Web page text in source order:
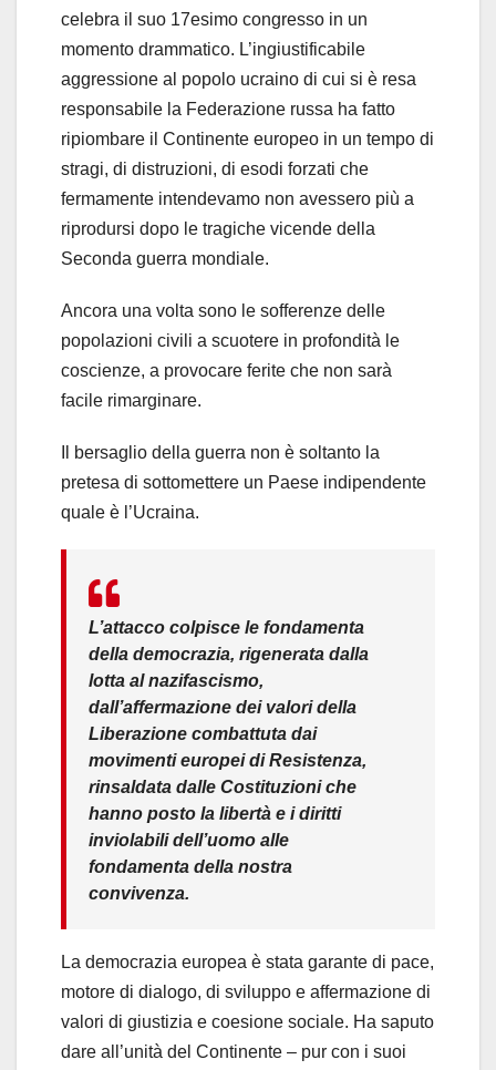
celebra il suo 17esimo congresso in un
momento drammatico. L’ingiustificabile
aggressione al popolo ucraino di cui si è resa
responsabile la Federazione russa ha fatto
ripiombare il Continente europeo in un tempo di
stragi, di distruzioni, di esodi forzati che
fermamente intendevamo non avessero più a
riprodursi dopo le tragiche vicende della
Seconda guerra mondiale.
Ancora una volta sono le sofferenze delle
popolazioni civili a scuotere in profondità le
coscienze, a provocare ferite che non sarà
facile rimarginare.
Il bersaglio della guerra non è soltanto la
pretesa di sottomettere un Paese indipendente
quale è l’Ucraina.
L’attacco colpisce le fondamenta
della democrazia, rigenerata dalla
lotta al nazifascismo,
dall’affermazione dei valori della
Liberazione combattuta dai
movimenti europei di Resistenza,
rinsaldata dalle Costituzioni che
hanno posto la libertà e i diritti
inviolabili dell’uomo alle
fondamenta della nostra
convivenza.
La democrazia europea è stata garante di pace,
motore di dialogo, di sviluppo e affermazione di
valori di giustizia e coesione sociale. Ha saputo
dare all’unità del Continente – pur con i suoi